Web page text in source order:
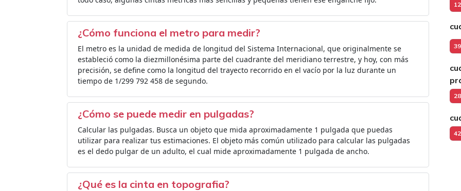
¿Cómo funciona el metro para medir?
El metro es la unidad de medida de longitud del Sistema Internacional, que originalmente se
estableció como la diezmillonésima parte del cuadrante del meridiano terrestre, y hoy, con más
precisión, se define como la longitud del trayecto recorrido en el vacío por la luz durante un
tiempo de 1/299 792 458 de segundo.
¿Cómo se puede medir en pulgadas?
Calcular las pulgadas. Busca un objeto que mida aproximadamente 1 pulgada que puedas
utilizar para realizar tus estimaciones. El objeto más común utilizado para calcular las pulgadas
es el dedo pulgar de un adulto, el cual mide aproximadamente 1 pulgada de ancho.
¿Qué es la cinta en topografia?